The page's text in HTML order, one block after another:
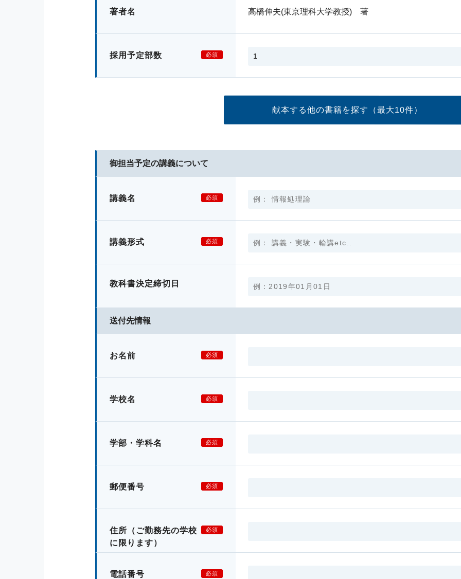
著者名 高橋伸夫(東京理科大学教授) 著
採用予定部数 必須
献本する他の書籍を探す （最大10件）
御担当予定の講義について
講義名 必須
講義形式 必須
教科書決定締切日
送付先情報
お名前 必須
学校名 必須
学部・学科名 必須
郵便番号 必須
住所 （ご勤務先の学校
に限ります）
必須
電話番号 必須